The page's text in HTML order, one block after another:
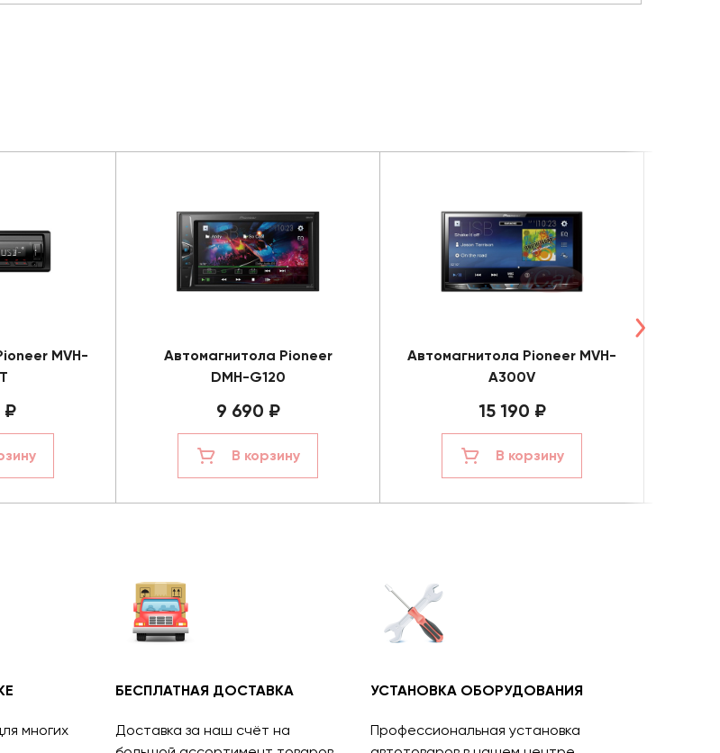
MVH-
₽
Автомагнитола Pioneer
DMH-G120
9 690 ₽
В корзину
Автомагнитола Pioneer MVH-
A300V
15 190 ₽
В корзину
многих
БЕСПЛАТНАЯ ДОСТАВКА
Доставка за наш счёт на
УСТАНОВКА ОБОРУДОВАНИЯ
Профессиональная установка